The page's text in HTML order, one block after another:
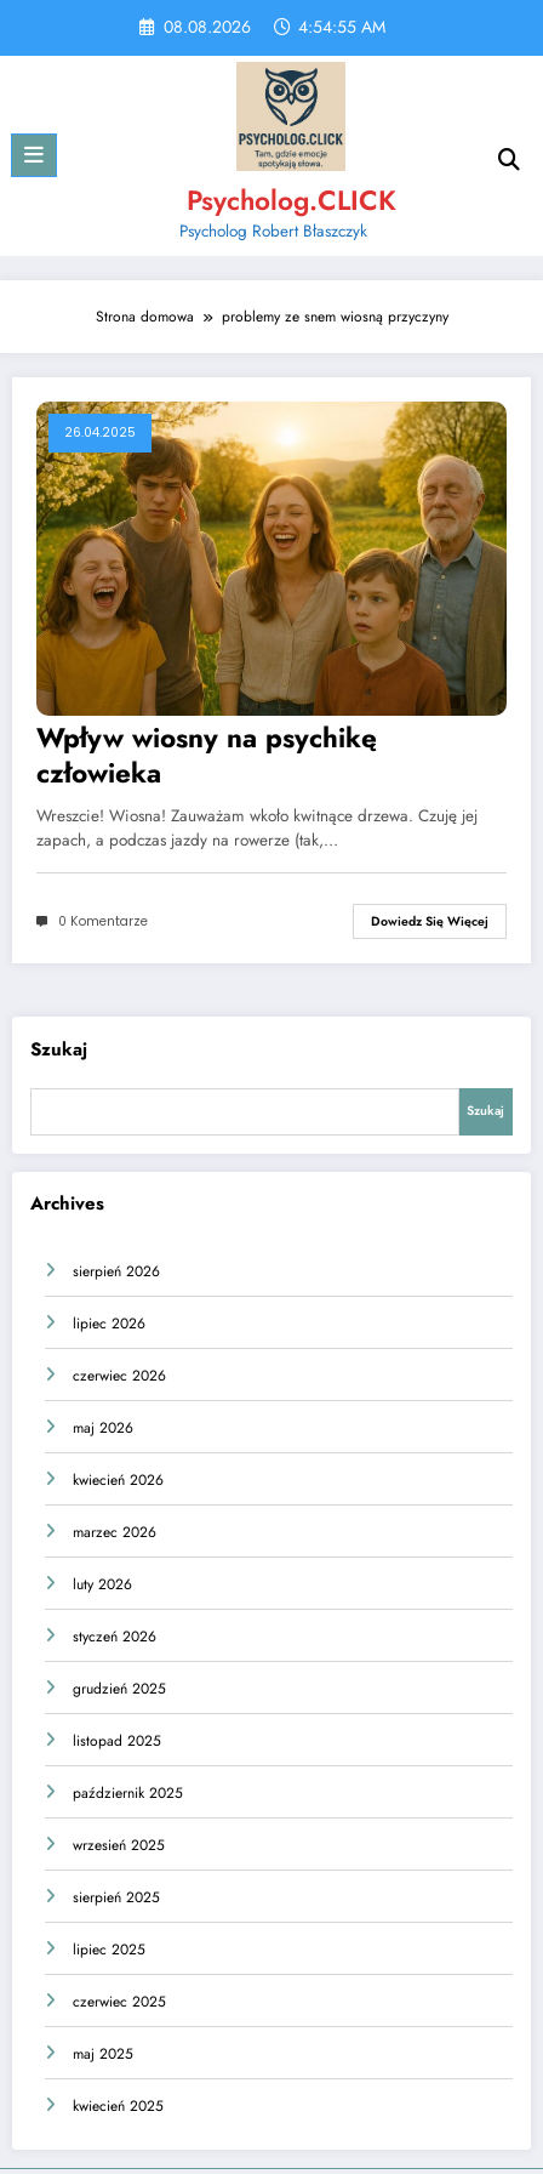
content
08.08.2026 4:54:55 AM
Psycholog.CLICK
Psycholog Robert Błaszczyk
Strona domowa problemy ze snem wiosną przyczyny
26.04.2025
Wpływ wiosny na psychikę
człowieka
Wreszcie! Wiosna! Zauważam wkoło kwitnące drzewa. Czuję jej
zapach, a podczas jazdy na rowerze (tak,…
0 Komentarze Dowiedz Się Więcej
Szukaj
Szukaj
Archives
sierpień 2026
lipiec 2026
czerwiec 2026
maj 2026
kwiecień 2026
marzec 2026
luty 2026
styczeń 2026
grudzień 2025
listopad 2025
październik 2025
wrzesień 2025
sierpień 2025
lipiec 2025
czerwiec 2025
maj 2025
kwiecień 2025